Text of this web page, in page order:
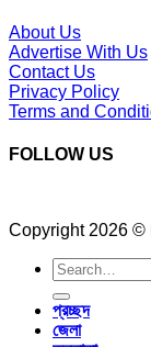
About Us
Advertise With Us
Contact Us
Privacy Policy
Terms and
FOLLOW US
Copyright 2026 ©
প্রচ্ছদ
জেলা